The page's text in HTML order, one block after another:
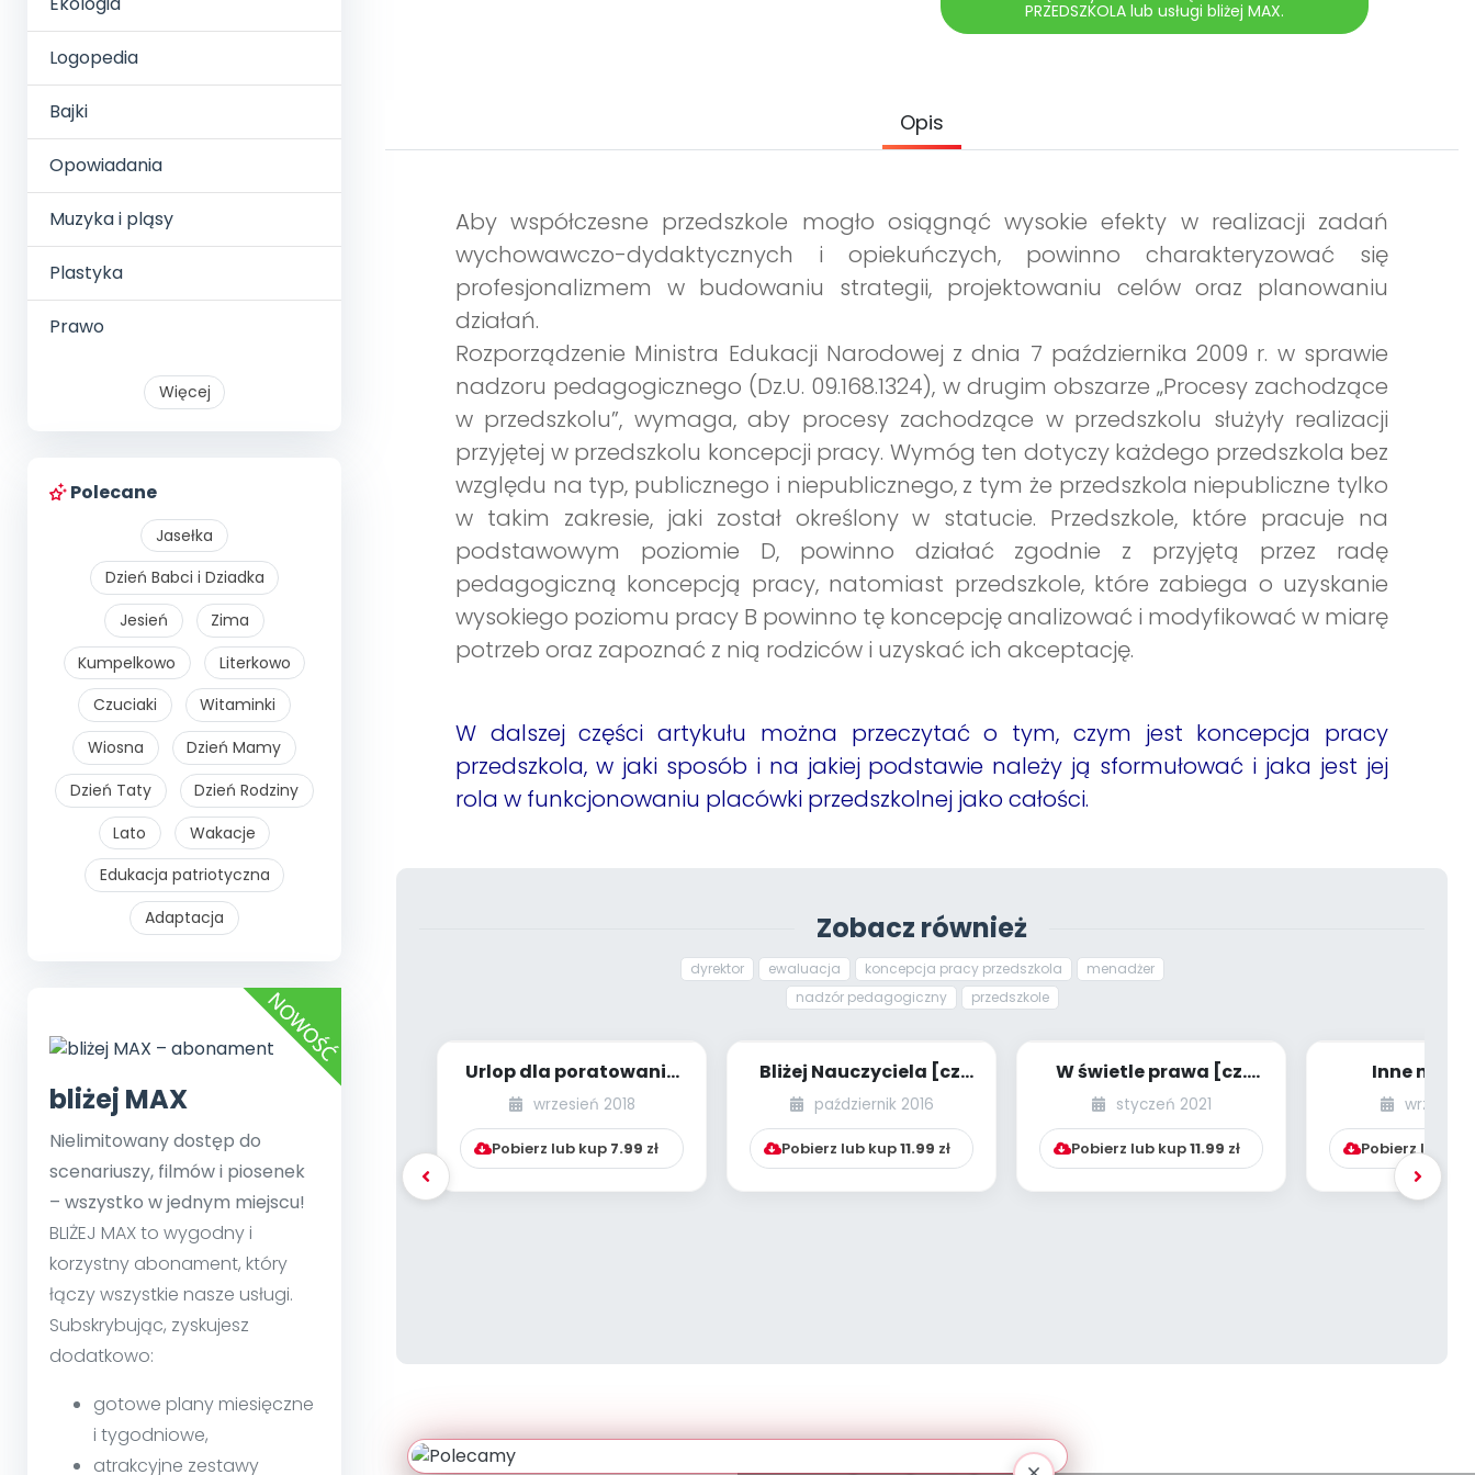
Logopedia
Bajki
Opowiadania
Muzyka i pląsy
Plastyka
Prawo
Więcej
Polecane
Jasełka
Dzień Babci i Dziadka
Jesień
Zima
Kumpelkowo
Literkowo
Czuciaki
Witaminki
Wiosna
Dzień Mamy
Dzień Taty
Dzień Rodziny
Lato
Wakacje
Edukacja patriotyczna
Adaptacja
bliżej MAX
Nielimitowany dostęp do
scenariuszy, filmów i piosenek
– wszystko w jednym miejscu!
BLIŻEJ MAX to wygodny i
korzystny abonament, który
łączy wszystkie nasze usługi.
Subskrybując, zyskujesz
dodatkowo:
gotowe plany miesięczne
i tygodniowe,
atrakcyjne zestawy
PRZEDSZKOLA lub usługi bliżej MAX.
Opis
Aby współczesne przedszkole mogło osiągnąć wysokie efekty w realizacji zadań
wychowawczo-dydaktycznych i opiekuńczych, powinno charakteryzować się
profesjonalizmem w budowaniu strategii, projektowaniu celów oraz planowaniu
działań.
Rozporządzenie Ministra Edukacji Narodowej z dnia 7 października 2009 r. w sprawie
nadzoru pedagogicznego (Dz.U. 09.168.1324), w drugim obszarze „Procesy zachodzące
w przedszkolu”, wymaga, aby procesy zachodzące w przedszkolu służyły realizacji
przyjętej w przedszkolu koncepcji pracy. Wymóg ten dotyczy każdego przedszkola bez
względu na typ, publicznego i niepublicznego, z tym że przedszkola niepubliczne tylko
w takim zakresie, jaki został określony w statucie. Przedszkole, które pracuje na
podstawowym poziomie D, powinno działać zgodnie z przyjętą przez radę
pedagogiczną koncepcją pracy, natomiast przedszkole, które zabiega o uzyskanie
wysokiego poziomu pracy B powinno tę koncepcję analizować i modyfikować w miarę
potrzeb oraz zapoznać z nią rodziców i uzyskać ich akceptację.
W dalszej części artykułu można przeczytać o tym, czym jest koncepcja pracy
przedszkola, w jaki sposób i na jakiej podstawie należy ją sformułować i jaka jest jej
rola w funkcjonowaniu placówki przedszkolnej jako całości.
Zobacz również
dyrektor ewaluacja koncepcja pracy przedszkola
menadżer
nadzór pedagogiczny
przedszkole
Urlop dla poratowania
zdrowia na nowych
wrzesień 2018
Pobierz lub kup 7.99 zł
Bliżej Nauczyciela [cz.
12] [kącik eksperta]
październik 2016
Pobierz lub kup11.99 zł
W świetle prawa [cz.
44] [kącik eksperta]
styczeń 2021
Pobierz lub kup11.99 zł
Inne
wizualna
wrzesień
Pobierz lub